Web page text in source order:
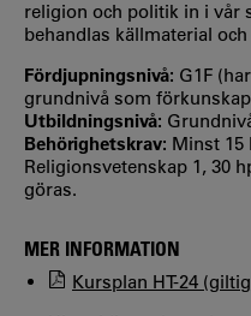
religion och politik in i vår
behandlas källmaterial
Fördjupningsnivå: G1F
grundnivå som
Utbildningsnivå:
Behörighetskrav: Minst 15
Religionsvetenskap 1, 30
göras.
MER INFORMATION
Kursplan HT-24